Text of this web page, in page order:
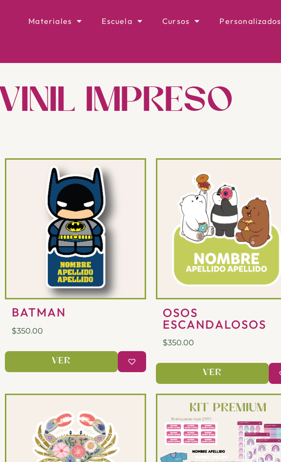
Materiales Escuela Cursos Personalizados
VINIL IMPRESO
BATMAN
$350.00
VER
OSOS
ESCANDALOSOS
$350.00
VER